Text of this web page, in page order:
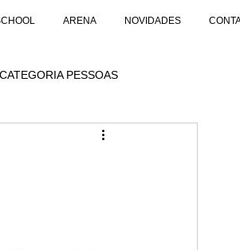
ARENA NOVIDADES
PESSOAS